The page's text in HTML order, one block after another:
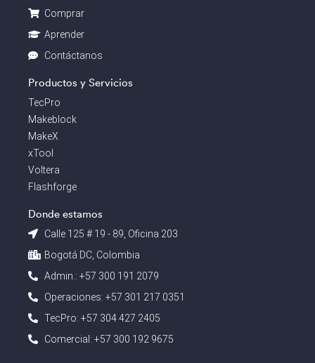
Comprar
Aprender
Contáctanos
Productos y Servicios
TecPro
Makeblock
MakeX
xTool
Voltera
Flashforge
Donde estamos
Calle 125 # 19 - 89, Oficina 203
Bogotá DC, Colombia
Admin.: +57 300 191 2079
Operaciones: +57 301 217 0351
TecPro: +57 304 427 2405
Comercial: +57 300 192 9675